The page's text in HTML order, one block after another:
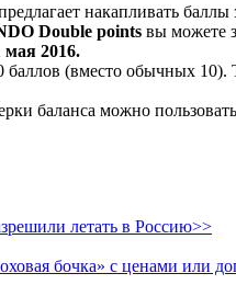
накапливать
Double points вы можете
мая 2016.
баллов (вместо обычных 10).
баланса можно
летать в Россию>>
бочка» с ценами или